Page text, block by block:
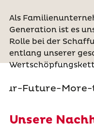
Als
Generation ist es
Rolle bei der
entlang unserer
Unsere